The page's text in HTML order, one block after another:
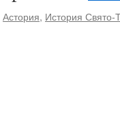
Астория, История